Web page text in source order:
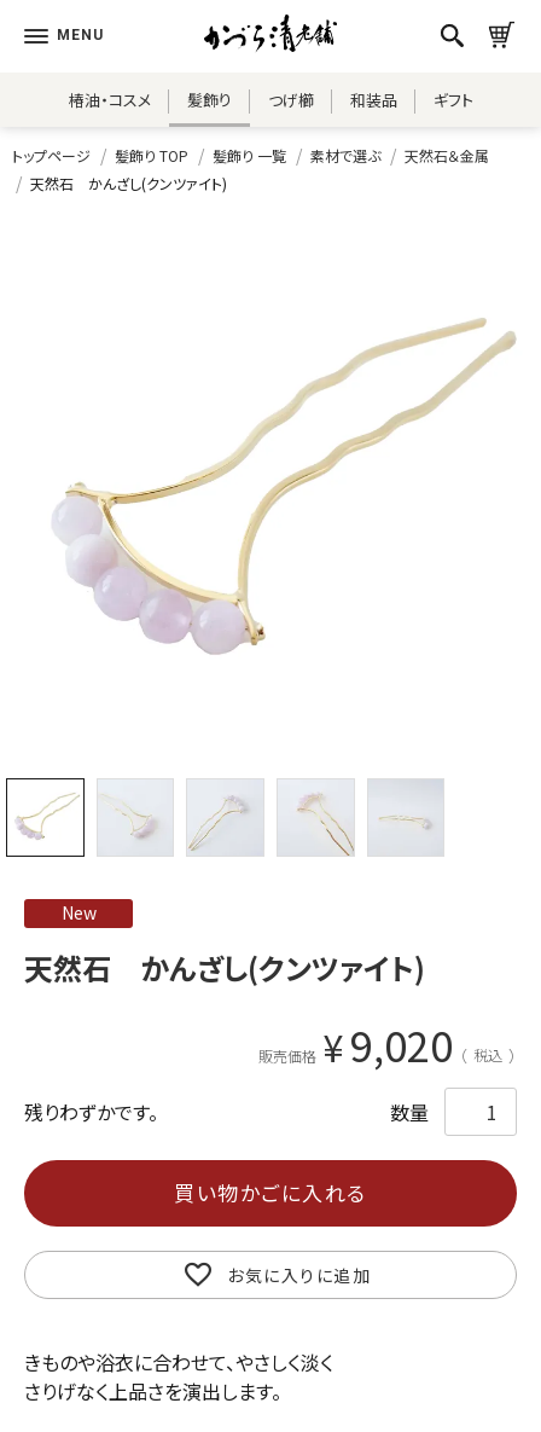
椿油・コスメ 髪飾り つげ櫛 和装品 ギフト
トップページ 髪飾り TOP 髪飾り 一覧 素材で選ぶ
天然石＆金属
天然石 かんざし(クンツァイト)
New
天然石 かんざし(クンツァイト)
販売価格 ¥9,020 税込
残りわずかです。
お気に入りに追加
買い物かごに入れる
きものや浴衣に合わせて、やさしく淡く
さりげなく上品さを演出します。